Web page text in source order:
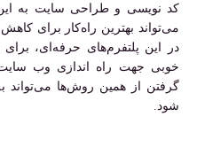
می‌تواند بهترین راه‌کار برای
در این پلتفرم‌های حرفه‌ای،
خوبی جهت راه اندازی وب
گرفتن از همین روش‌ها
شود.